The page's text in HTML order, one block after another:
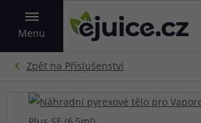
Menu
VYHLEDAT